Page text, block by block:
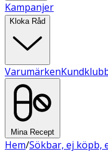
Kampanjer
Kloka Råd
Varumärken
Mina Recept
Hem/Sökbar, ej köpb,